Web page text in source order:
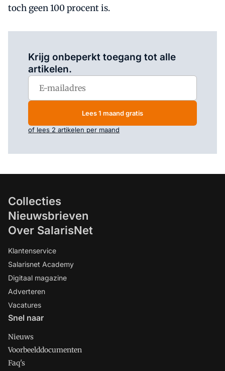
toch geen 100 procent is.
Krijg onbeperkt toegang tot alle
artikelen.
Lees 1 maand gratis
of lees 2 artikelen per maand
Collecties
Nieuwsbrieven
Over SalarisNet
Klantenservice
Salarisnet Academy
Digitaal magazine
Adverteren
Vacatures
Snel naar
Nieuws
Voorbeelddocumenten
Faq's